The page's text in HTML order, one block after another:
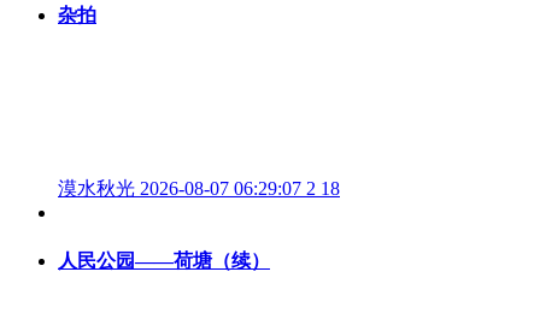
杂拍
漠水秋光 2026-08-07 06:29:07 2 18
人民公园——荷塘（续）